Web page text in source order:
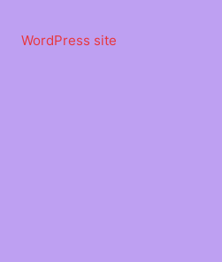
περιεχόμενο
WordPress site